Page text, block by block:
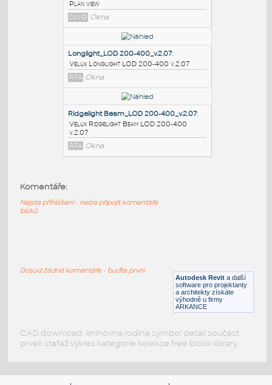
VMS 3.7 Wallmounted Longlight Side
view:
Velux VMS 3.7 Wallmounted Longlight Side
DWG Okna
VMS 3.7 Wallmounted Longlight Plan
view:
Velux VMS 3.7 Wallmounted Longlight
Plan view
DWG
Velux Longlight LOD 200-400 v.2.07
Velux Ridgelight Beam LOD 200-400
Autodesk Revit a další
software pro projektanty
a architekty získáte
výhodně u firmy
ARKANCE
Komentáře:
Nejste přihlášeni - nelze připojit komentáře
bloků
Dosud žádné komentáře - buďte první
CAD download: knihovna rodina symbol detail součást
prvek stafáž výkres kategorie kolekce free block library